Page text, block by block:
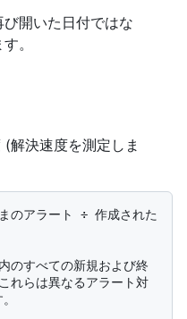
開いた日付ではな
。
解決速度を測定しま
れらは異なるアラート対